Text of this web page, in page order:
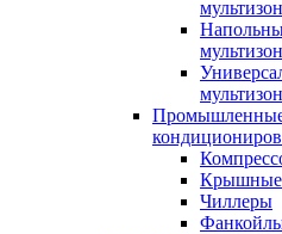
Крышные
Чиллеры